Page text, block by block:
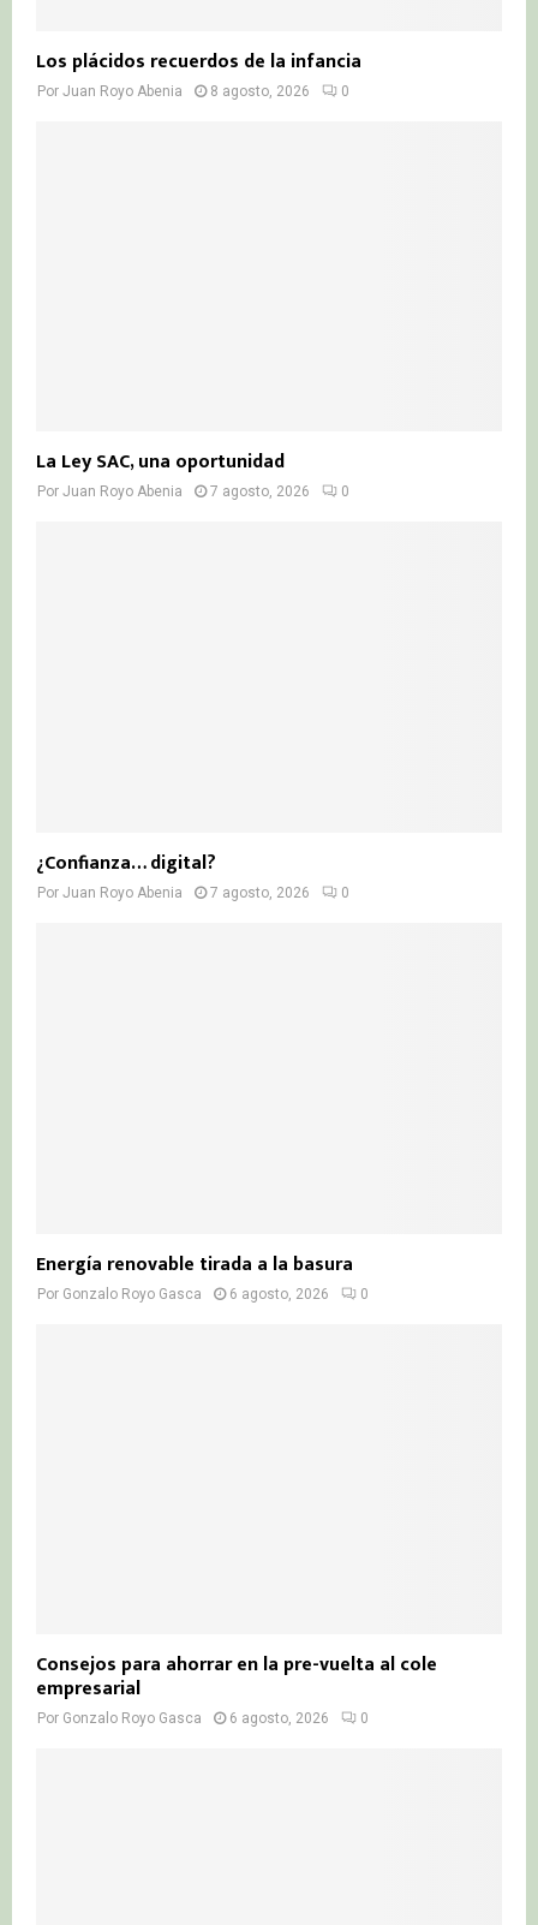
Los plácidos recuerdos de la infancia
Por Juan Royo Abenia 8 agosto, 2026 0
La Ley SAC, una oportunidad
Por Juan Royo Abenia 7 agosto, 2026 0
¿Confianza… digital?
Por Juan Royo Abenia 7 agosto, 2026 0
Energía renovable tirada a la basura
Por Gonzalo Royo Gasca 6 agosto, 2026 0
Consejos para ahorrar en la pre-vuelta al cole
empresarial
Por Gonzalo Royo Gasca 6 agosto, 2026 0